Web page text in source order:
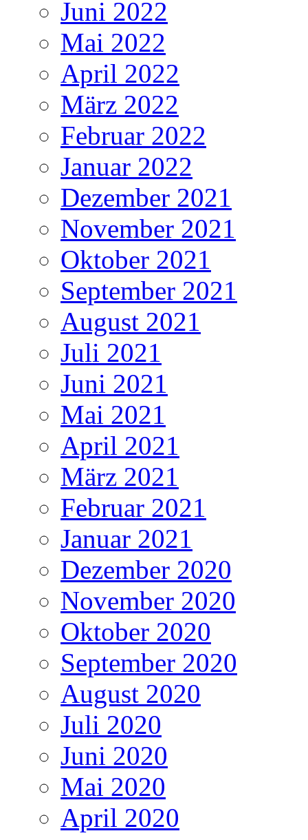
Juni 2022
Mai 2022
April 2022
März 2022
Februar 2022
Januar 2022
Dezember 2021
November 2021
Oktober 2021
September 2021
August 2021
Juli 2021
Juni 2021
Mai 2021
April 2021
März 2021
Februar 2021
Januar 2021
Dezember 2020
November 2020
Oktober 2020
September 2020
August 2020
Juli 2020
Juni 2020
Mai 2020
April 2020